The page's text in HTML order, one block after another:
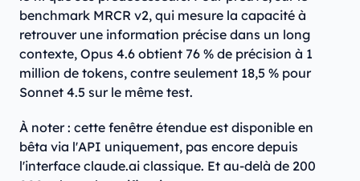
benchmark MRCR v2, qui mesure la capacité à
retrouver une information précise dans un long
contexte, Opus 4.6 obtient 76 % de précision à 1
million de tokens, contre seulement 18,5 % pour
Sonnet 4.5 sur le même test.
À noter : cette fenêtre étendue est disponible en
bêta via l'API uniquement, pas encore depuis
l'interface claude.ai classique. Et au-delà de 200